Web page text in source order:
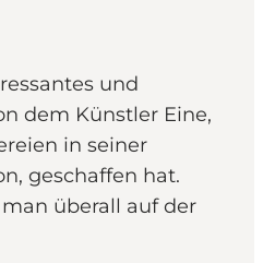
und
dem Künstler Eine,
in seiner
geschaffen hat.
überall auf der